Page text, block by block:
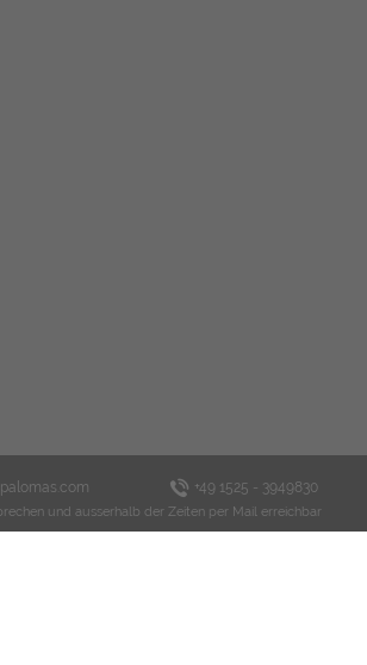
und ausserhalb der Zeiten per Mail erreichbar
+49 1525 - 3949830